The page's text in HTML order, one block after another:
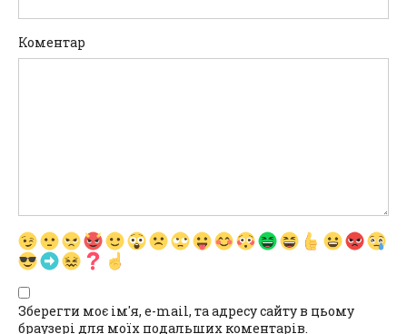
Коментар
Зберегти моє ім'я, e-mail, та адресу сайту в цьому
браузері для моїх подальших коментарів.